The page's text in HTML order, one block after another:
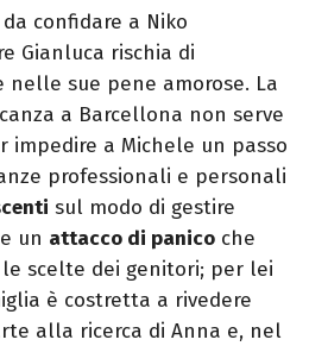
confidare a Niko
Gianluca rischia di
sue pene amorose. La
a Barcellona non serve
a Michele un passo
professionali e personali
sul modo di gestire
un attacco di panico che
scelte dei genitori; per lei
è costretta a rivedere
alla ricerca di Anna e, nel